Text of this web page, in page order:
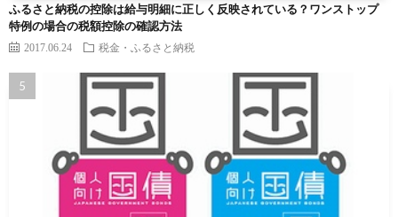
ふるさと納税の控除は給与明細に正しく反映されている？ワンストップ
特例の場合の税額控除の確認方法
2017.06.24 税金・ふるさと納税